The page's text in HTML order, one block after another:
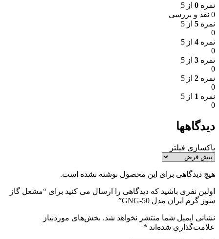
نمره 0 از 5
0 نقد و بررسی
نمره 5 از 5
0
نمره 4 از 5
0
نمره 3 از 5
0
نمره 2 از 5
0
نمره 1 از 5
0
دیدگاهها
پاکسازی فیلتر
هیچ دیدگاهی برای این محصول نوشته نشده است.
اولین نفری باشید که دیدگاهی را ارسال می کنید برای “مشعل گاز
سوز گرم ایران مدل GNG-50”
نشانی ایمیل شما منتشر نخواهد شد. بخش‌های موردنیاز
علامت‌گذاری شده‌اند *